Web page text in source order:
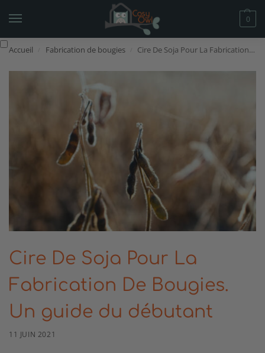
0
Accueil Fabrication de bougies Cire De Soja Pour La Fabrication De Bougies. Un guide du débutant
Cire De Soja Pour La
Fabrication De Bougies.
Un guide du débutant
11 JUIN 2021